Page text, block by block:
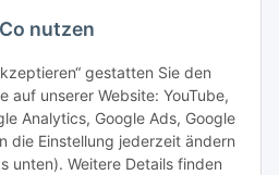
nutzen
gestatten Sie den
auf unserer Website: YouTube,
Analytics, Google Ads, Google
die Einstellung jederzeit ändern
unten). Weitere Details finden